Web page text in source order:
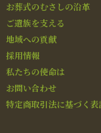
お葬式のむさしの沿革
ご遺族を支える
地域への貢献
採用情報
私たちの使命は
お問い合わせ
特定商取引法に基づく表